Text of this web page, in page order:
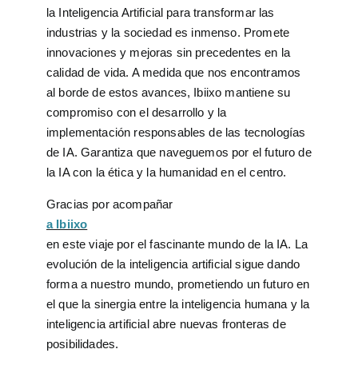
la Inteligencia Artificial para transformar las
industrias y la sociedad es inmenso. Promete
innovaciones y mejoras sin precedentes en la
calidad de vida. A medida que nos encontramos
al borde de estos avances, Ibiixo mantiene su
compromiso con el desarrollo y la
implementación responsables de las tecnologías
de IA. Garantiza que naveguemos por el futuro de
la IA con la ética y la humanidad en el centro.
Gracias por acompañar
a Ibiixo
en este viaje por el fascinante mundo de la IA. La
evolución de la inteligencia artificial sigue dando
forma a nuestro mundo, prometiendo un futuro en
el que la sinergia entre la inteligencia humana y la
inteligencia artificial abre nuevas fronteras de
posibilidades.